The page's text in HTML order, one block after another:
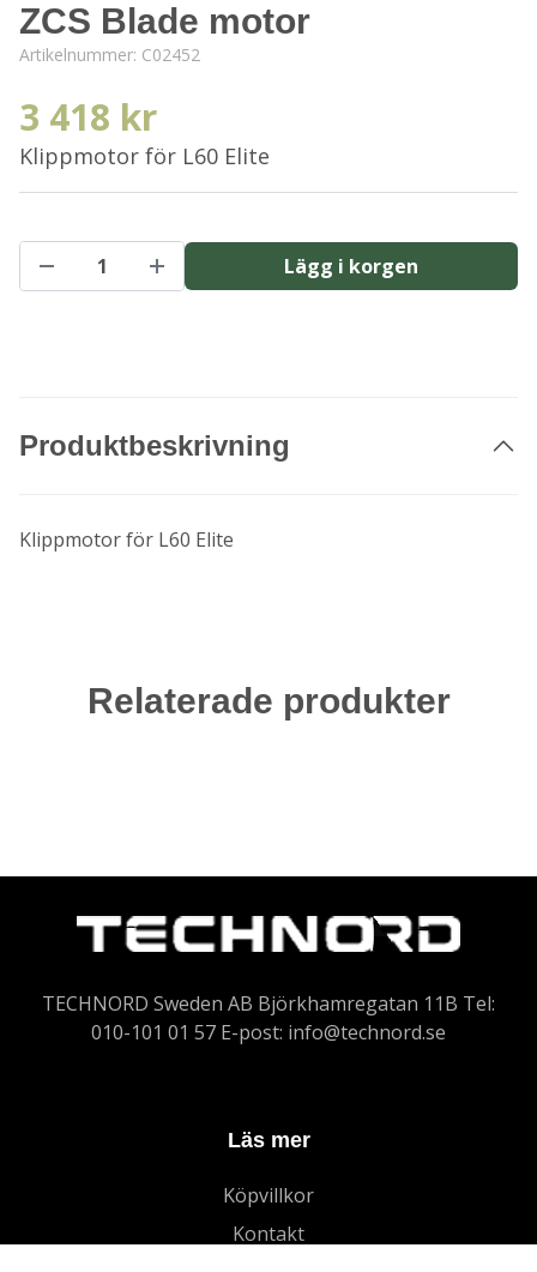
ZCS Blade motor
Artikelnummer: C02452
3 418 kr
Klippmotor för L60 Elite
Lägg i korgen
Produktbeskrivning
Klippmotor för L60 Elite
Relaterade produkter
TECHNORD Sweden AB Björkhamregatan 11B Tel:
010-101 01 57 E-post: info@technord.se
Läs mer
Köpvillkor
Kontakt